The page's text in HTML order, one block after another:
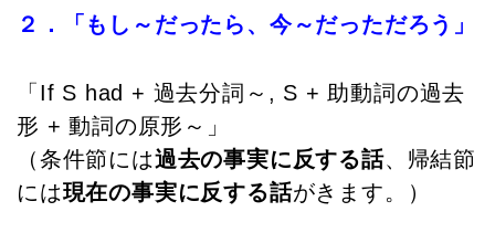
２．「もし～だったら、今～だっただろう」
「If S had + 過去分詞～, S + 助動詞の過去
形 + 動詞の原形～」
（条件節には過去の事実に反する話、帰結節
には現在の事実に反する話がきます。）